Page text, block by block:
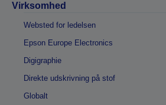
Virksomhed
Websted for ledelsen
Epson Europe Electronics
Digigraphie
Direkte udskrivning på stof
Globalt